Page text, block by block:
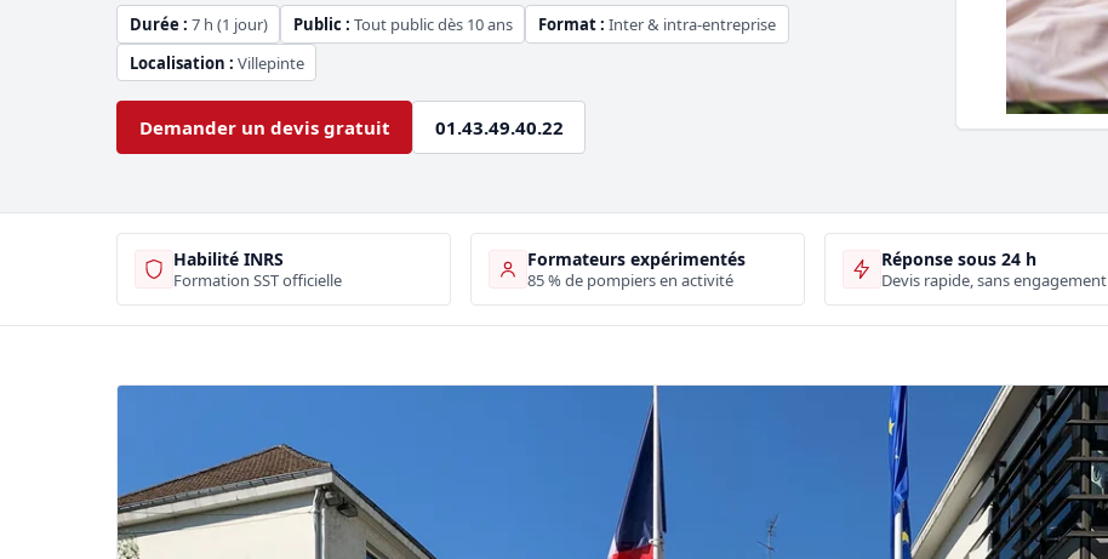
Durée : 7 h (1 jour) Public : Tout public dès 10 ans Format : Inter & intra-entreprise
Localisation : Villepinte
Demander un devis gratuit 01.43.49.40.22
Habilité INRS
Formation SST officielle
Formateurs expérimentés
85 % de pompiers en activité
Réponse sous 24 h
Devis rapide, sans engagement